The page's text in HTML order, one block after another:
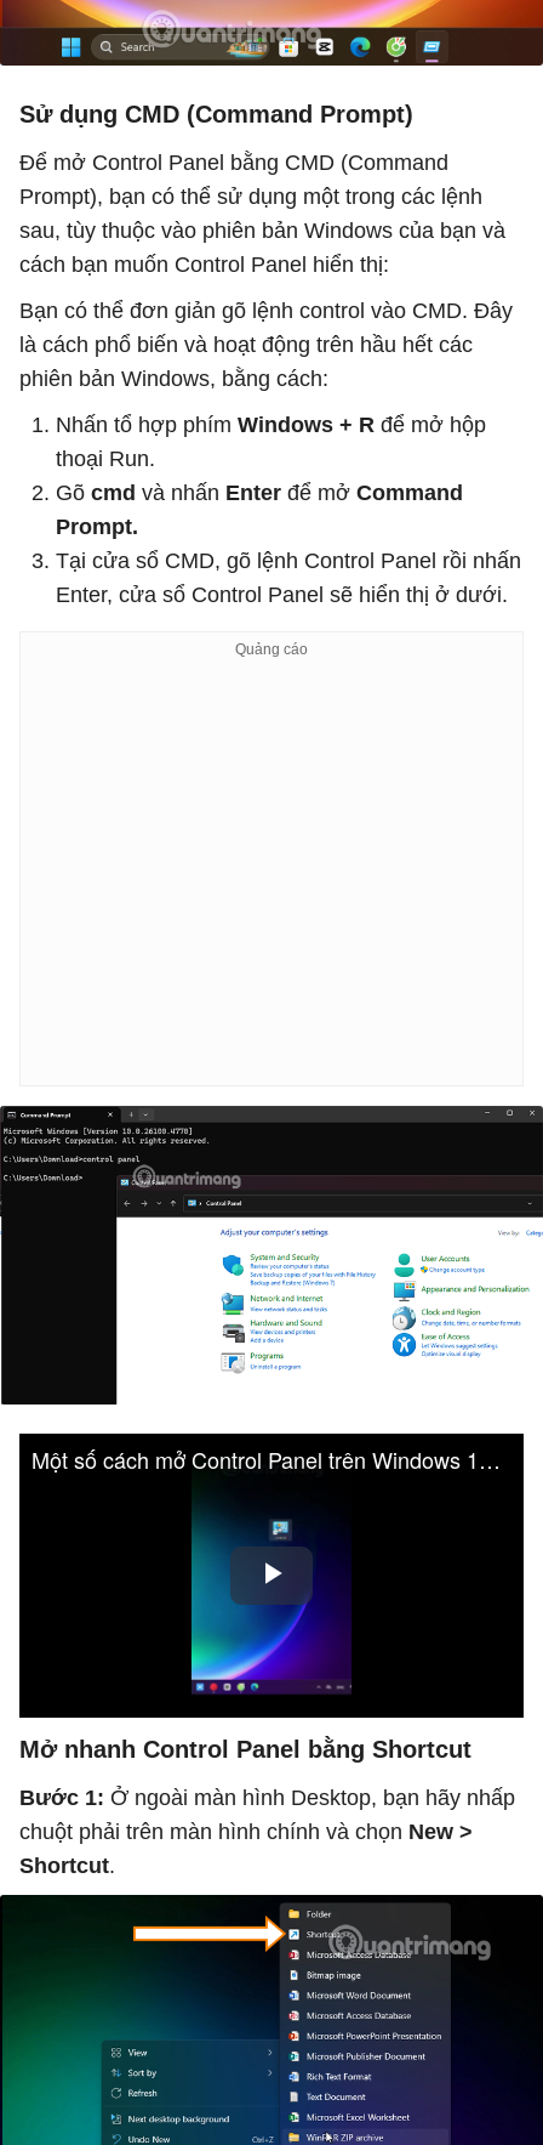
Sử dụng CMD (Command Prompt)
Để mở Control Panel bằng CMD (Command
Prompt), bạn có thể sử dụng một trong các lệnh
sau, tùy thuộc vào phiên bản Windows của bạn và
cách bạn muốn Control Panel hiển thị:
Bạn có thể đơn giản gõ lệnh control vào CMD. Đây
là cách phổ biến và hoạt động trên hầu hết các
phiên bản Windows, bằng cách:
Nhấn tổ hợp phím Windows + R để mở hộp
thoại Run.
Gõ cmd và nhấn Enter để mở Command
Prompt.
Tại cửa sổ CMD, gõ lệnh Control Panel rồi nhấn
Enter, cửa sổ Control Panel sẽ hiển thị ở dưới.
Mở nhanh Control Panel bằng Shortcut
Bước 1: Ở ngoài màn hình Desktop, bạn hãy nhấp
chuột phải trên màn hình chính và chọn New >
Shortcut.